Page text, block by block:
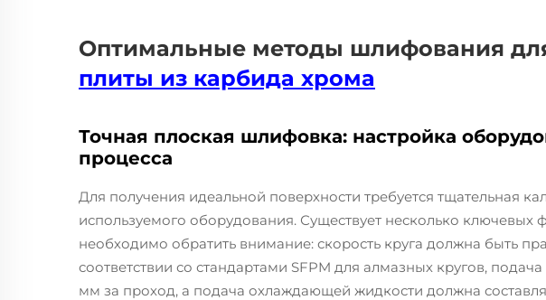
Оптимальные методы шлифования
плиты из карбида хрома
Точная плоская шлифовка: настройка
процесса
Для получения идеальной поверхности требуется тщательная
используемого оборудования. Существует несколько ключевых
необходимо обратить внимание: скорость круга должна быть
соответствии со стандартами SFPM для алмазных кругов,
мм за проход, а подача охлаждающей жидкости должна